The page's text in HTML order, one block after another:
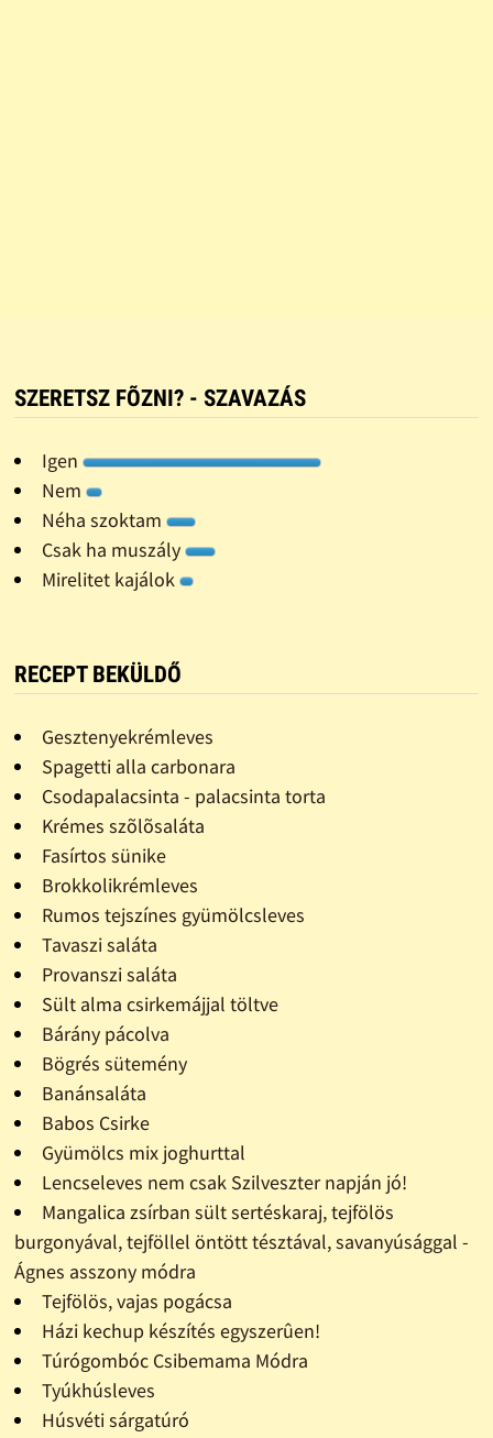
SZERETSZ FÕZNI? - SZAVAZÁS
Igen
Nem
Néha szoktam
Csak ha muszály
Mirelitet kajálok
RECEPT BEKÜLDŐ
Gesztenyekrémleves
Spagetti alla carbonara
Csodapalacsinta - palacsinta torta
Krémes szõlõsaláta
Fasírtos sünike
Brokkolikrémleves
Rumos tejszínes gyümölcsleves
Tavaszi saláta
Provanszi saláta
Sült alma csirkemájjal töltve
Bárány pácolva
Bögrés sütemény
Banánsaláta
Babos Csirke
Gyümölcs mix joghurttal
Lencseleves nem csak Szilveszter napján jó!
Mangalica zsírban sült sertéskaraj, tejfölös
burgonyával, tejföllel öntött tésztával, savanyúsággal -
Ágnes asszony módra
Tejfölös, vajas pogácsa
Házi kechup készítés egyszerûen!
Túrógombóc Csibemama Módra
Tyúkhúsleves
Húsvéti sárgatúró